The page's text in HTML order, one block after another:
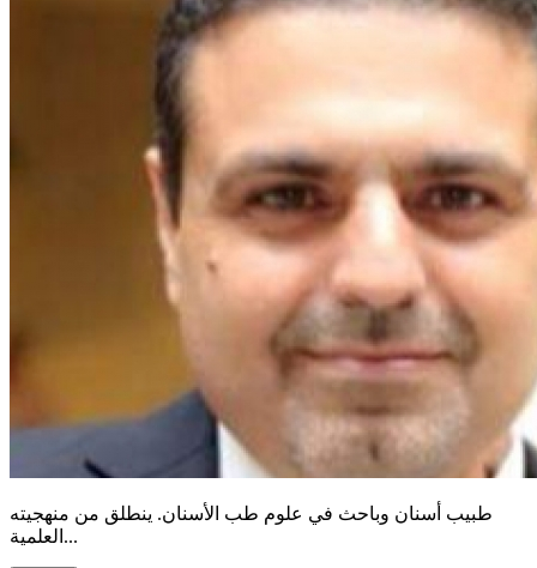
طبيب أسنان وباحث في علوم طب الأسنان. ينطلق من منهجيته
العلمية...